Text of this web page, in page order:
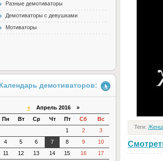
Теги:
Разные демотиваторы
Демотиваторы с девушками
Мотиваторы
Календарь демотиваторов:
«Апрель 2016 »
Пн
Вт Ср Чт Пт Сб
Вс
1
2
3
4
5 6 7 8 9
10
11
12 13 14 15 16
17